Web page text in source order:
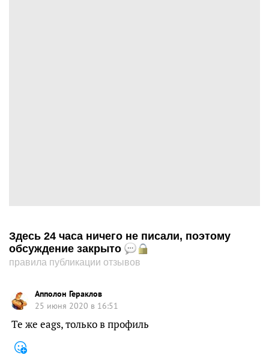
Здесь 24 часа ничего не писали, поэтому
обсуждение закрыто
правила публикации отзывов
Апполон Гераклов
25 июня 2020 в 16:51
Те же eags, только в профиль